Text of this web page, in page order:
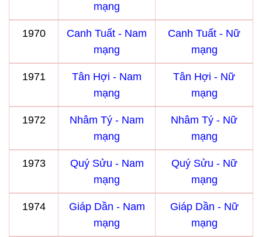
mạng
1970
Canh Tuất - Nam
mạng
Canh Tuất - Nữ
mạng
1971
Tân Hợi - Nam
mạng
Tân Hợi - Nữ
mạng
1972
Nhâm Tý - Nam
mạng
Nhâm Tý - Nữ
mạng
1973
Quý Sửu - Nam
mạng
Quý Sửu - Nữ
mạng
1974
Giáp Dần - Nam
mạng
Giáp Dần - Nữ
mạng